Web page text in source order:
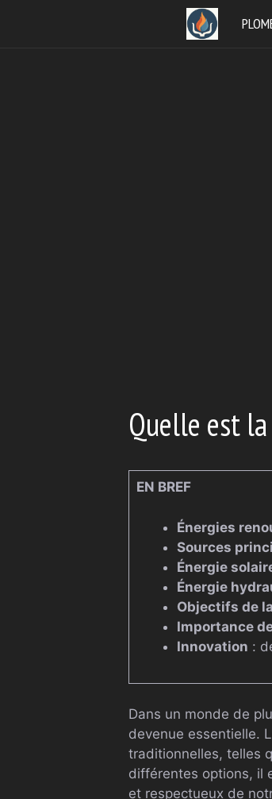
Quelle est
EN BREF
Énergies
Sources
Énergie
Énergie
Objectifs de
Importance
Innovation :
Dans un monde de
devenue essentielle.
traditionnelles, telles
différentes options, il
et respectueux de